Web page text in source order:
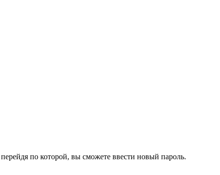
по которой, вы сможете ввести новый пароль.